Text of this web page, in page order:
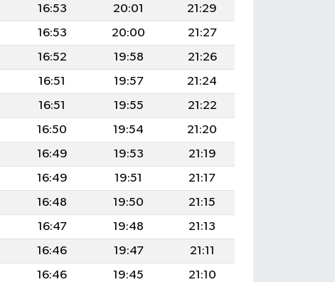
16:53 20:01
21:29
16:53 20:00
21:27
16:52 19:58
21:26
16:51 19:57
21:24
16:51 19:55
21:22
16:50 19:54
21:20
16:49 19:53
21:19
16:49 19:51
21:17
16:48 19:50
21:15
16:47 19:48
21:13
16:46 19:47
21:11
16:46 19:45 21:10